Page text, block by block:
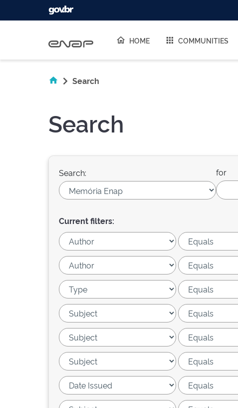
HOME COMMUNITIES
Search
Search
Search: for
Current filters: